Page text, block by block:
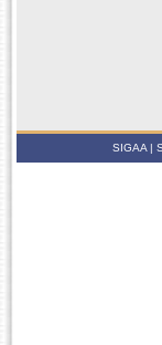
SIGAA |